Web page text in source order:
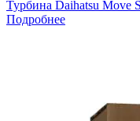
Турбина Daihatsu Move
Подробнее